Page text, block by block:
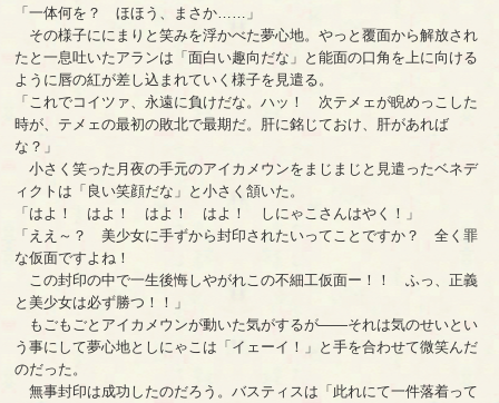
「一体何を？ ほほう、まさか……」
その様子ににまりと笑みを浮かべた夢心地。やっと覆面から解放され
たと一息吐いたアランは「面白い趣向だな」と能面の口角を上に向ける
ように唇の紅が差し込まれていく様子を見遣る。
「これでコイツァ、永遠に負けだな。ハッ！ 次テメェが睨めっこした
時が、テメェの最初の敗北で最期だ。肝に銘じておけ、肝があれば
な？」
小さく笑った月夜の手元のアイカメウンをまじまじと見遣ったベネデ
ィクトは「良い笑顔だな」と小さく頷いた。
「はよ！ はよ！ はよ！ はよ！ しにゃこさんはやく！」
「ええ～？ 美少女に手ずから封印されたいってことですか？ 全く罪
な仮面ですよね！
この封印の中で一生後悔しやがれこの不細工仮面ー！！ ふっ、正義
と美少女は必ず勝つ！！」
もごもごとアイカメウンが動いた気がするが――それは気のせいとい
う事にして夢心地としにゃこは「イェーイ！」と手を合わせて微笑んだ
のだった。
無事封印は成功したのだろう。バスティスは「此れにて一件落着って